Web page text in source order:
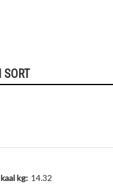
kaal kg: 14.32